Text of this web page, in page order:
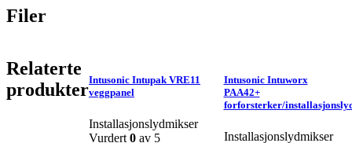
Filer
Relaterte
produkterIntusonic Intupak VRE11
veggpanel
Installasjonslydmikser
Vurdert 0 av 5
Intusonic Intuworx
PAA42+
forforsterker/
Installasjonslydmikser